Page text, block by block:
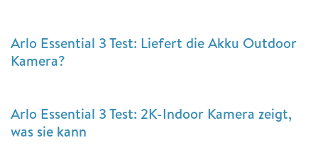
Arlo Essential 3 Test: Liefert die Akku Outdoor
Kamera?
Arlo Essential 3 Test: 2K-Indoor Kamera zeigt,
was sie kann